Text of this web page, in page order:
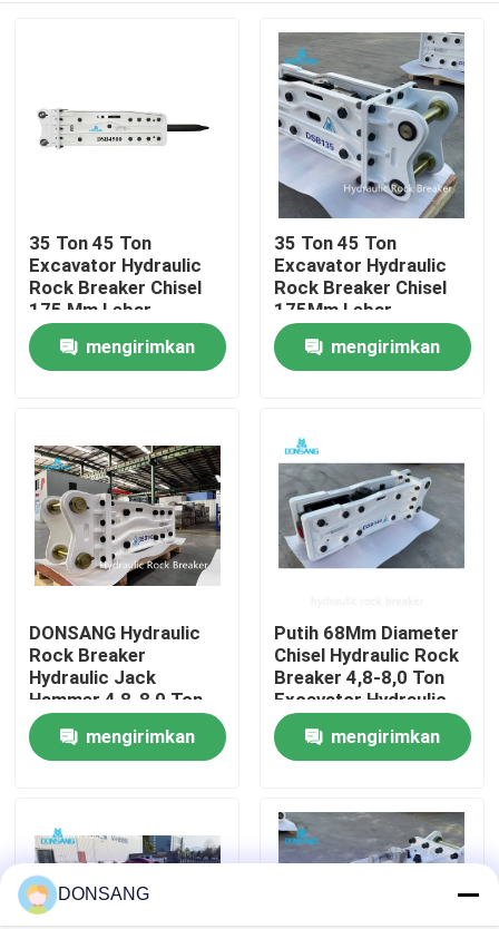
Rumah
Produk
Tentang kami
Tur Pabrik
Kontrol kualitas
Hubungi kami
Pemecah Batu Hidrolik
Pemutus hidrolik excavator
35 Ton 45 Ton
Excavator Hydraulic
Rock Breaker Chisel
175 Mm Lebar
Hydraulic Breaker Palu
mengirimkan
35 Ton 45 Ton
Excavator Hydraulic
Rock Breaker Chisel
175Mm Lebar
Hydraulic Breaker
Hammermengirimkan
DONSANG Hydraulic
Rock Breaker
Hydraulic Jack
Hammer 4,8-8,0 Ton
Mini Excavator
Attachmentmengirimkan
Putih 68Mm Diameter
Chisel Hydraulic Rock
Breaker 4,8-8,0 Ton
Excavator Hydraulic
Jack Hammer
mengirimkan
DONSANG